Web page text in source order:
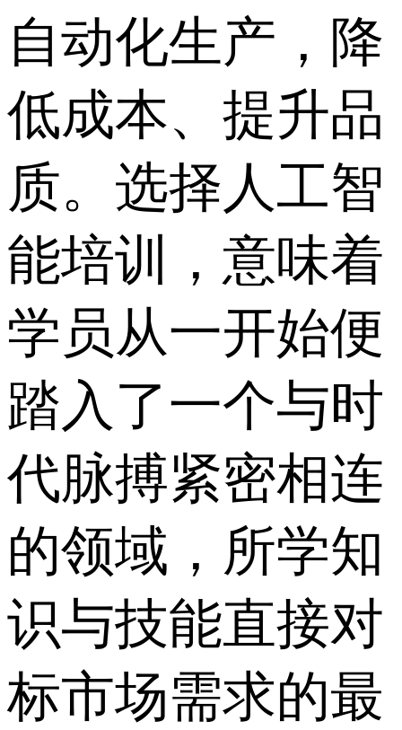
自动化生产，降
低成本、提升品
质。选择人工智
能培训，意味着
学员从一开始便
踏入了一个与时
代脉搏紧密相连
的领域，所学知
识与技能直接对
标市场需求的最